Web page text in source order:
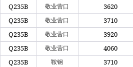
Q235B 敬业营口 3620
Q235B 敬业营口 3710
Q235B 敬业营口 3920
Q235B 敬业营口 4060
Q235B 鞍钢 3710